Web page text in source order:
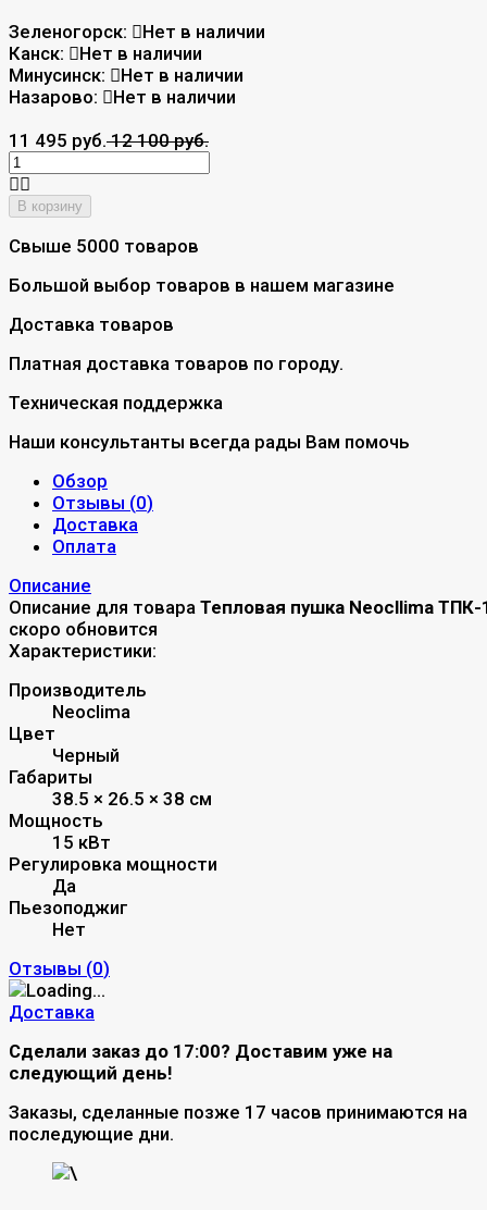
Зеленогорск:
Нет в наличии
Канск:
Нет в наличии
Минусинск:
Нет в наличии
Назарово:
Нет в наличии
11 495 руб.12 100 руб.
В корзину
Свыше 5000 товаров
Большой выбор товаров в нашем магазине
Доставка товаров
Платная доставка товаров по городу.
Техническая поддержка
Наши консультанты всегда рады Вам помочь
Обзор
Отзывы (0)
Доставка
Оплата
Описание
Описание для товара Тепловая пушка Neocllima ТПК-
скоро обновится
Характеристики:
Производитель
Neoclima
Цвет
Черный
Габариты
38.5 × 26.5 × 38 см
Мощность
15 кВт
Регулировка мощности
Да
Пьезоподжиг
Нет
Отзывы (0)
Доставка
Сделали заказ до 17:00? Доставим уже на
следующий день!
Заказы, сделанные позже 17 часов принимаются на
последующие дни.
\